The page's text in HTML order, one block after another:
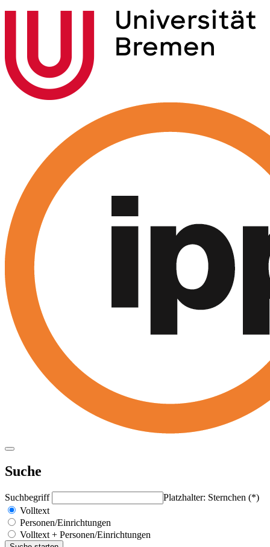
Suche
Suchbegriff
Platzhalter: Sternchen (*)
Volltext
Personen/Einrichtungen
Volltext + Personen/Einrichtungen